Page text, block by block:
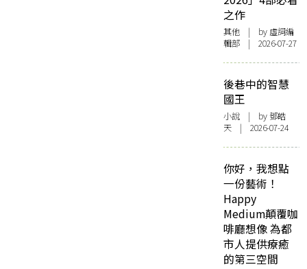
之作
其他 | by 虛詞編
輯部 | 2026-07-27
後巷中的智慧
國王
小說 | by 鄧皓
天 | 2026-07-24
你好，我想點
一份藝術！
Happy
Medium顛覆咖
啡廳想像 為都
市人提供療癒
的第三空間